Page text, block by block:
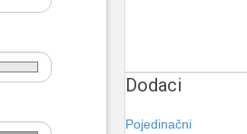
Dodaci
Pojedinačni